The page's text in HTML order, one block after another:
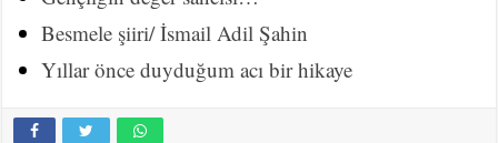
Besmele şiiri/ İsmail Adil Şahin
Yıllar önce duyduğum acı bir hikaye